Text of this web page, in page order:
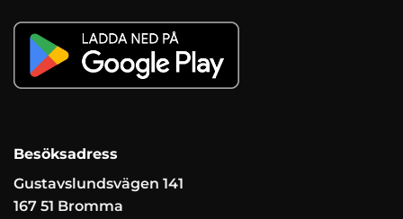
Besöksadress
Gustavslundsvägen 141
167 51 Bromma